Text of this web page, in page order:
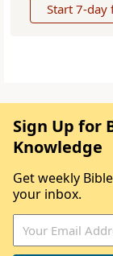
Start 7-day
Sign Up for
Knowledge
Get weekly
your inbox.